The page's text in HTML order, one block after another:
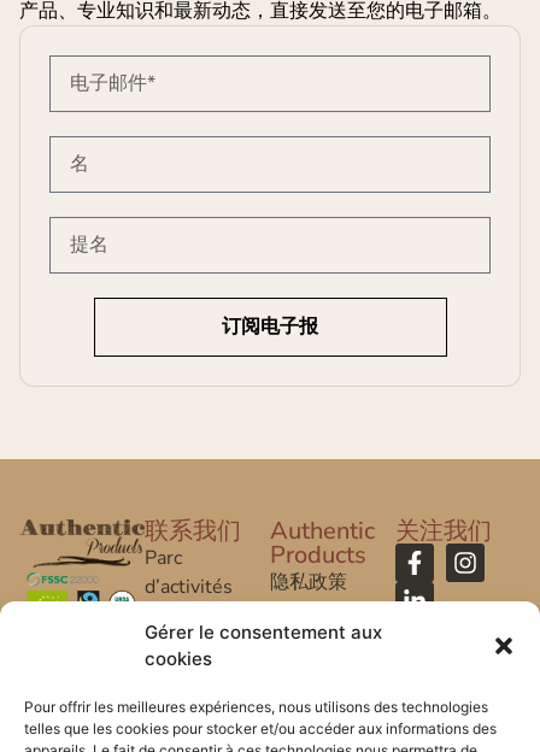
Gérer le consentement aux
cookies
Pour offrir les meilleures expériences, nous utilisons des technologies
telles que les cookies pour stocker et/ou accéder aux informations des
产品、专业知识和最新动态，直接发送至您的电子邮箱。
订阅电子报
联系我们
Parc
d’activités
20 rue
33185 Le
Authentic
Products
隐私政策
法律声明
关注我们